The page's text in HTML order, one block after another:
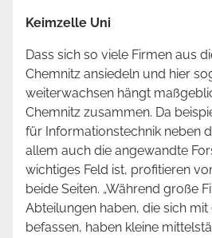
Keimzelle Uni
Dass sich so viele Firmen aus
Chemnitz ansiedeln und hier
weiterwachsen hängt
Chemnitz zusammen. Da
für Informationstechnik neben
allem auch die angewandte
wichtiges Feld ist, profitieren
beide Seiten. „Während große
Abteilungen haben, die sich
befassen, haben kleine